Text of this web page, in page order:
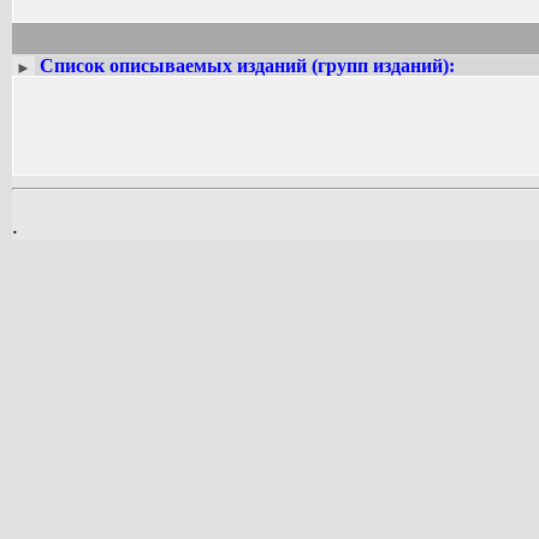
► Список описываемых изданий (групп изданий):
.